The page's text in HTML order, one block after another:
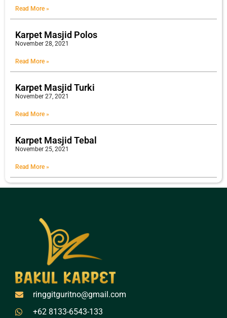
Read More »
Karpet Masjid Polos
November 28, 2021
Read More »
Karpet Masjid Turki
November 27, 2021
Read More »
Karpet Masjid Tebal
November 25, 2021
Read More »
ringgitguritno@gmail.com
+62 8133-6543-133